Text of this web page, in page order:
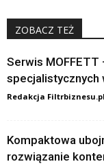
ZOBACZ TEŻ
Serwis MOFFETT
specjalistycznych
Redakcja Filtrbiznesu.pl
Kompaktowa
rozwiązanie